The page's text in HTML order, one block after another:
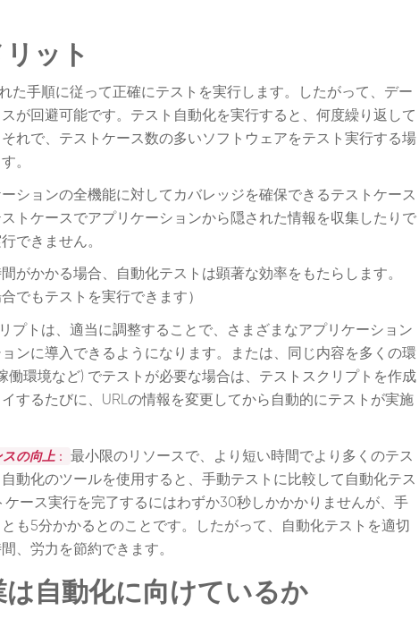
ット
た手順に従って正確にテストを実行します。したがって、デー
が回避可能です。テスト自動化を実行すると、何度繰り返して
れで、テストケース数の多いソフトウェアをテスト実行する場
。
ションの全機能に対してカバレッジを確保できるテストケース
トケースでアプリケーションから隠された情報を収集したりで
できません。
がかかる場合、自動化テストは顕著な効率をもたらします。
でもテストを実行できます）
プトは、適当に調整することで、さまざまなアプリケーション
ンに導入できるようになります。または、同じ内容を多くの環
働環境など) でテストが必要な場合は、テストスクリプトを作成
するたびに、URLの情報を変更してから自動的にテストが実施
の向上：
最小限のリソースで、より短い時間でより多くのテス
動化のツールを使用すると、手動テストに比較して自動化テス
ケース実行を完了するにはわずか30秒しかかかりませんが、手
も5分かかるとのことです。したがって、自動化テストを適切
、労力を節約できます。
自動化に向けているか